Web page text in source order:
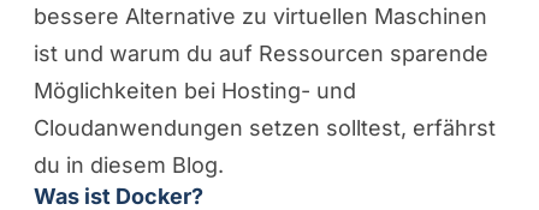
bessere Alternative zu virtuellen Maschinen
ist und warum du auf Ressourcen sparende
Möglichkeiten bei Hosting- und
Cloudanwendungen setzen solltest, erfährst
du in diesem Blog.
Was ist Docker?